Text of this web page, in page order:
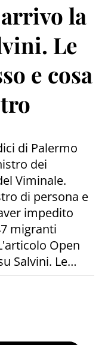
la
Le
e cosa
di Palermo
dei
Viminale.
di persona e
impedito
migranti
Open
Salvini. Le…